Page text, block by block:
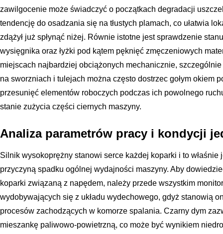
zawilgocenie może świadczyć o początkach degradacji
tendencję do osadzania się na tłustych plamach, co ułatwia
zdążył już spłynąć niżej. Równie istotne jest sprawdzenie
wysięgnika oraz łyżki pod kątem pęknięć zmęczeniowych
miejscach najbardziej obciążonych mechanicznie,
na sworzniach i tulejach można często dostrzec gołym okiem
przesunięć elementów roboczych podczas ich powolnego
stanie zużycia części ciernych maszyny.
Analiza parametrów pracy i kondycji
Silnik wysokoprężny stanowi serce każdej koparki i to
przyczyną spadku ogólnej wydajności maszyny. Aby
koparki związaną z napędem, należy przede wszystkim
wydobywających się z układu wydechowego, gdyż stanowią
procesów zachodzących w komorze spalania. Czarny dym
mieszankę paliwowo-powietrzną, co może być wynikiem